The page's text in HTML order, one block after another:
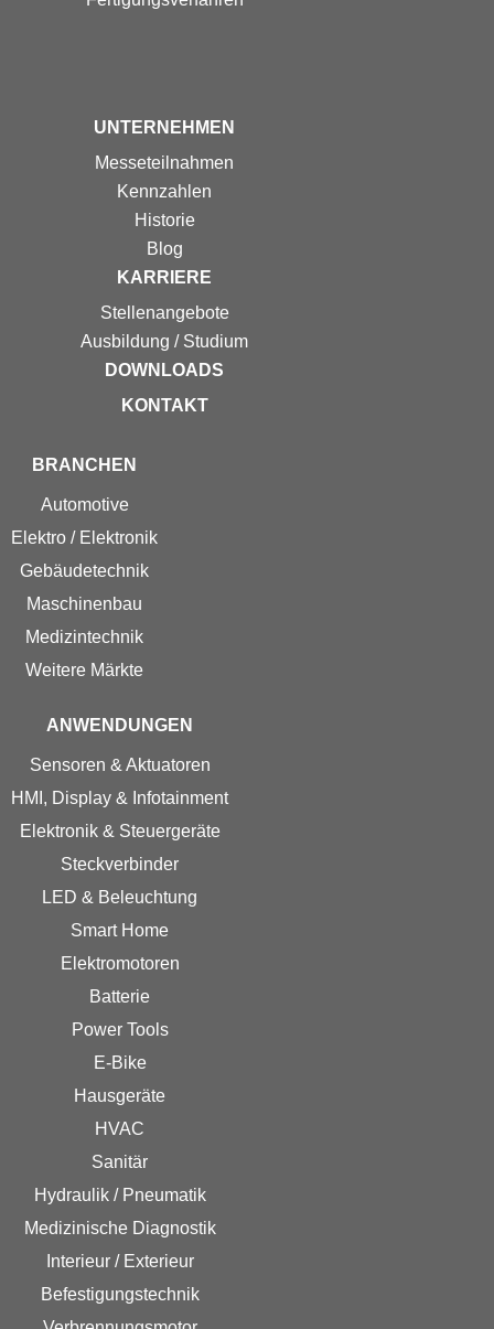
UNTERNEHMEN
Messe­teilnahmen
Kennzahlen
Historie
Blog
KARRIERE
Stellenangebote
Ausbildung / Studium
DOWNLOADS
KONTAKT
BRANCHEN
Automotive
Elektro / Elektronik
Gebäudetechnik
Maschinenbau
Medizintechnik
Weitere Märkte
ANWENDUNGEN
Sensoren & Aktuatoren
HMI, Display & Infotainment
Elektronik & Steuergeräte
Steckverbinder
LED & Beleuchtung
Smart Home
Elektromotoren
Batterie
Power Tools
E-Bike
Hausgeräte
HVAC
Sanitär
Hydraulik / Pneumatik
Medizinische Diagnostik
Interieur / Exterieur
Befestigungstechnik